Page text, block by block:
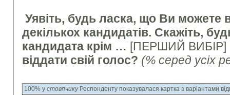
Уявіть, будь ласка, що Ви можете
декількох кандидатів. Скажіть,
кандидата крім … [ПЕРШИЙ ВИБІР]
віддати свій голос? (% серед усіх
100% у стовпчику Респонденту показувалася картка з варіантами